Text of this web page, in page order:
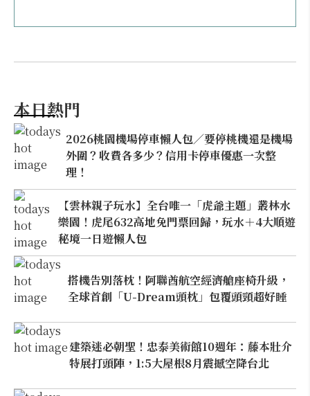
本日熱門
2026桃園機場停車懶人包／要停桃機還是機場
外圍？收費各多少？信用卡停車優惠一次整
理！
【雲林親子玩水】全台唯一「虎爺主題」叢林水
樂園！虎尾632高地免門票回歸，玩水＋4大順遊
秘境一日遊懶人包
搭機告別落枕！阿聯酋航空經濟艙座椅升級，
全球首創「U-Dream頭枕」包覆頭頸超好睡
建築迷必朝聖！忠泰美術館10週年：藤本壯介
特展打頭陣，1:5大屋根8月震撼空降台北